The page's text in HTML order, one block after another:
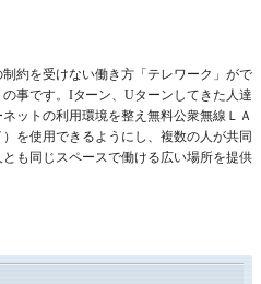
約を受けない働き方「テレワーク」がで
事です。Iターン、Uターンしてきた人達
ットの利用環境を整え無料公衆無線ＬＡ
を使用できるようにし、複数の人が共同
も同じスペースで働ける広い場所を提供